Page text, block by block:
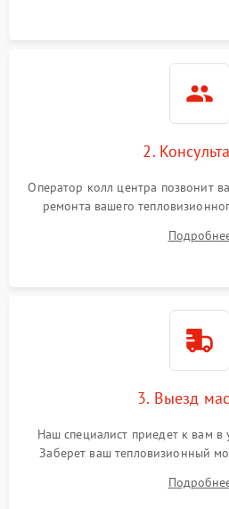
2.
Оператор колл центра позвонит
ремонта вашего
3. Выезд
Наш специалист приедет к вам в
Заберет ваш тепловизионный